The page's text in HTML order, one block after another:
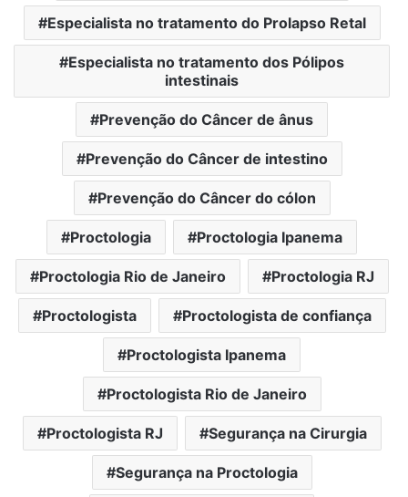
Especialista no tratamento do Prolapso Retal
Especialista no tratamento dos Pólipos
intestinais
Prevenção do Câncer de ânus
Prevenção do Câncer de intestino
Prevenção do Câncer do cólon
Proctologia Proctologia Ipanema
Proctologia Rio de Janeiro Proctologia RJ
Proctologista Proctologista de confiança
Proctologista Ipanema
Proctologista Rio de Janeiro
Proctologista RJ Segurança na Cirurgia
Segurança na Proctologia